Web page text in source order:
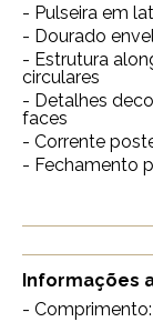
- Pulseira em
- Dourado
- Estrutura
circulares
- Detalhes
faces
- Corrente
- Fechamento
Informações
-